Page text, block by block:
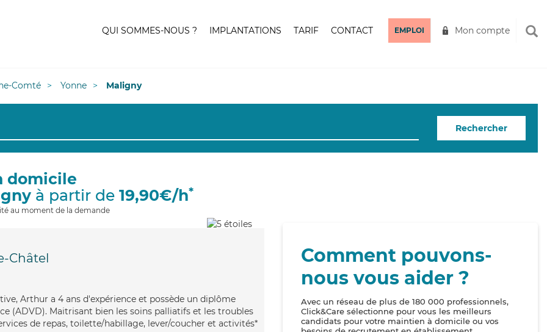
QUI SOMMES-NOUS ? IMPLANTATIONS TARIF CONTACT EMPLOI Mon compte
Comté Yonne Maligny
Rechercher
domicile
à partir de 19,90€/h*
au moment de la demande
Châtel
Arthur a 4 ans d'expérience et possède un diplôme
(ADVD). Maitrisant bien les soins palliatifs et les troubles
de repas, toilette/habillage, lever/coucher et activités*
Comment pouvons-
nous vous aider ?
Avec un réseau de plus de 180 000 professionnels,
Click&Care sélectionne pour vous les meilleurs
candidats pour votre maintien à domicile ou vos